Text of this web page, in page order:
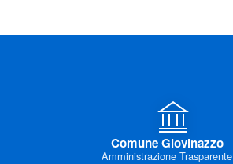
Comune Giovinazzo
Amministrazione Trasparente